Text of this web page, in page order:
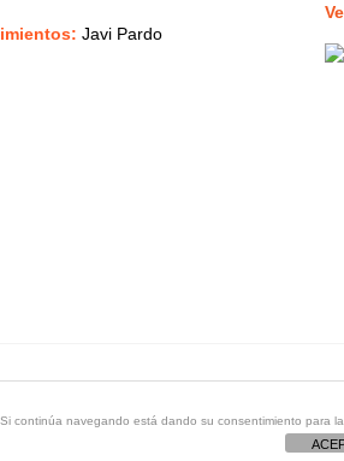
Javi Pardo
V
continúa navegando está dando su consentimiento para